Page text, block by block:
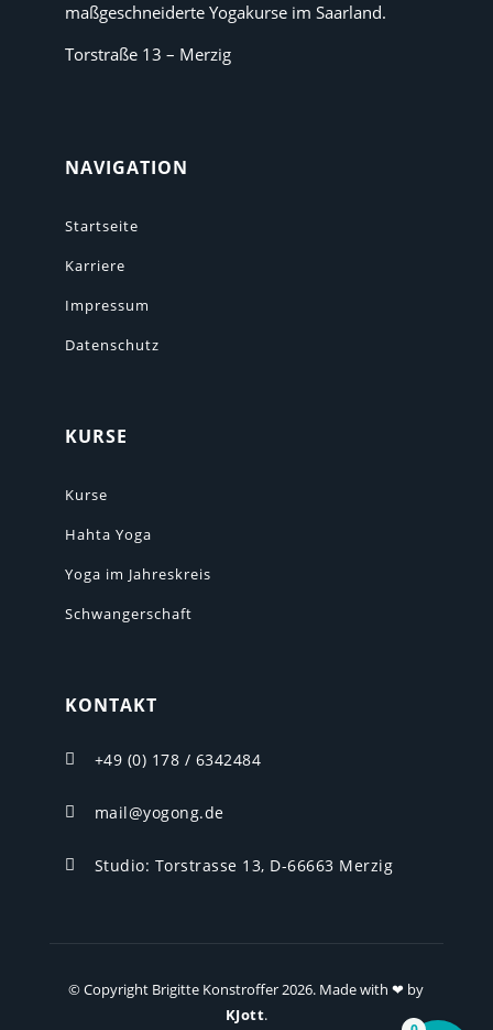
maßgeschneiderte Yogakurse im Saarland.
Torstraße 13 – Merzig
NAVIGATION
Startseite
Karriere
Impressum
Datenschutz
KURSE
Kurse
Hahta Yoga
Yoga im Jahreskreis
Schwangerschaft
KONTAKT
 +49 (0) 178 / 6342484
 mail@yogong.de
 Studio: Torstrasse 13, D-66663 Merzig
© Copyright Brigitte Konstroffer 2026. Made with ❤ by
KJott.